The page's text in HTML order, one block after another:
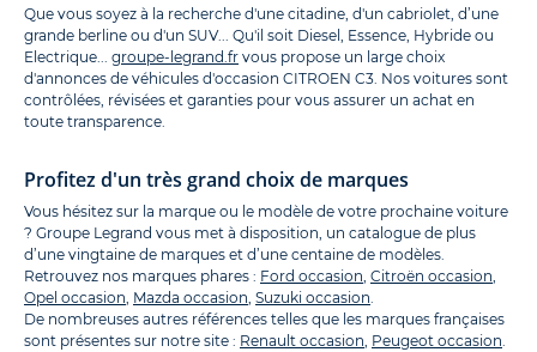
Que vous soyez à la recherche d'une citadine, d'un cabriolet, d’une
grande berline ou d'un SUV... Qu'il soit Diesel, Essence, Hybride ou
Electrique... groupe-legrand.fr vous propose un large choix
d'annonces de véhicules d'occasion CITROEN C3. Nos voitures sont
contrôlées, révisées et garanties pour vous assurer un achat en
toute transparence.
Profitez d'un très grand choix de marques
Vous hésitez sur la marque ou le modèle de votre prochaine voiture
? Groupe Legrand vous met à disposition, un catalogue de plus
d’une vingtaine de marques et d’une centaine de modèles.
Retrouvez nos marques phares : Ford occasion, Citroën occasion,
Opel occasion, Mazda occasion, Suzuki occasion.
De nombreuses autres références telles que les marques françaises
sont présentes sur notre site : Renault occasion, Peugeot occasion.